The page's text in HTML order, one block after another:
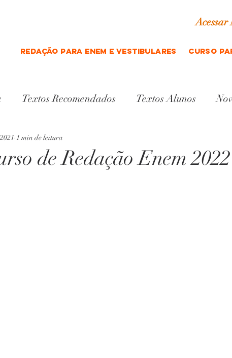
REDAÇÃO para ENEM e vestibulares curso
Textos Recomendados Textos Alunos
cultural
de Redação Enem 2022
1 min de leitura